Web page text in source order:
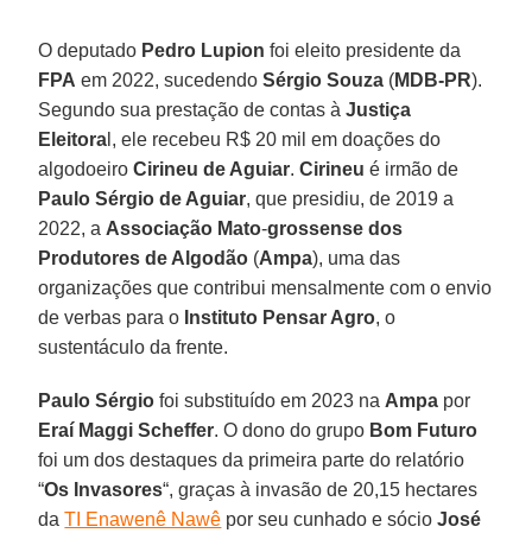
O deputado Pedro Lupion foi eleito presidente da
FPA em 2022, sucedendo Sérgio Souza (MDB-PR).
Segundo sua prestação de contas à Justiça
Eleitora l, ele recebeu R$ 20 mil em doações do
algodoeiroCirineu de Aguiar.Cirineu é irmão de
Paulo Sérgio de Aguiar, que presidiu, de 2019 a
2022, a Associação Mato-grossense dos
Produtores de Algodão (Ampa), uma das
organizações que contribui mensalmente com o envio
de verbas para o Instituto Pensar Agro, o
sustentáculo da frente.
Paulo Sérgio foi substituído em 2023 na Ampa por
Eraí Maggi Scheffer. O dono do grupo Bom Futuro
foi um dos destaques da primeira parte do relatório
“Os Invasores“, graças à invasão de 20,15 hectares
daTI Enawenê Nawê por seu cunhado e sócioJosé